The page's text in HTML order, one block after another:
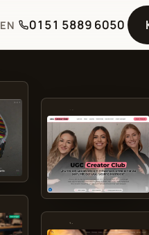
EN 0151 5889 6050